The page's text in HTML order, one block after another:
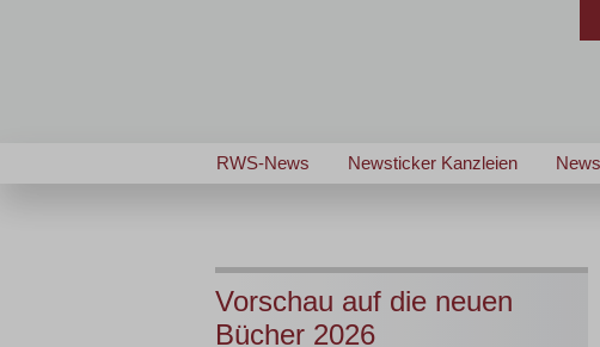
RWS-News Newsticker Kanzleien
Vorschau auf die neuen
Bücher 2026